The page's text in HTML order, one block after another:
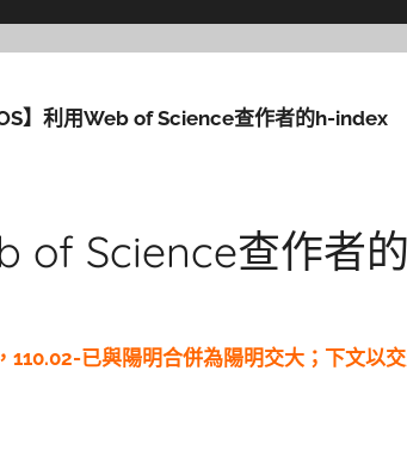
】利用Web of Science查作者的h-index
of Science查作者
110.02-已與陽明合併為陽明交大；下文以交